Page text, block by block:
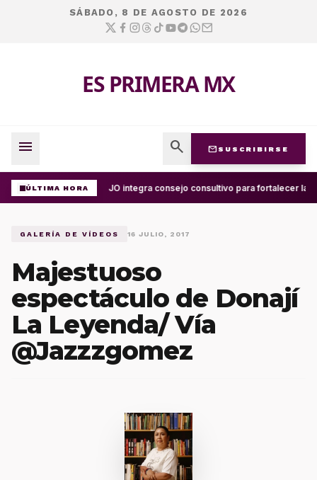
SÁBADO, 8 DE AGOSTO DE 2026
ES PRIMERA MX
menu search mail SUSCRIBIRSE
ÚLTIMA HORA UABJO integra consejo consultivo para fortalecer la
GALERÍA DE VÍDEOS 16 JULIO, 2017
Majestuoso
espectáculo de Donají
La Leyenda/ Vía
@Jazzzgomez